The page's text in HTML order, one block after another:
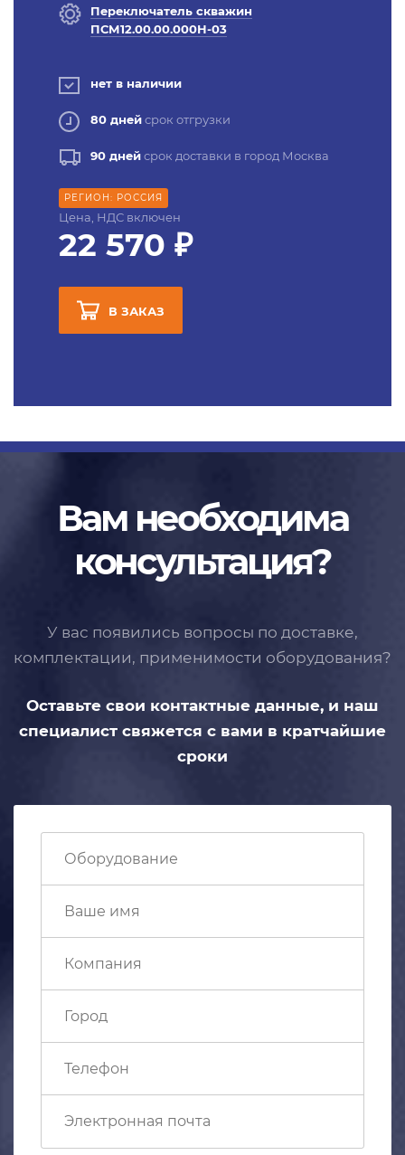
Переключатель скважин
ПСМ12.00.00.000Н-03
нет в наличии
80 днейсрок отгрузки
90 днейсрок доставки в город Москва
РЕГИОН: РОССИЯ
Цена, НДС включен
22 570 ₽
В ЗАКАЗ
Вам необходима
консультация?
У вас появились вопросы по доставке,
комплектации, применимости оборудования?
Оставьте свои контактные данные, и наш
специалист свяжется с вами в кратчайшие
сроки